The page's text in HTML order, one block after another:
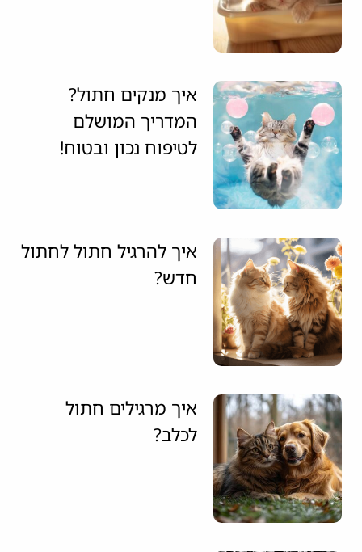
איך מנקים חתול?
המדריך המושלם
לטיפוח נכון ובטוח!
איך להרגיל חתול לחתול
חדש?
איך מרגילים חתול
לכלב?